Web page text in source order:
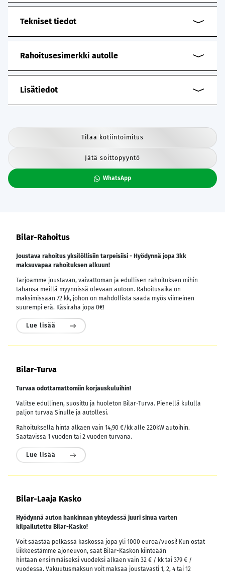
Tekniset tiedot
Rahoitusesimerkki autolle
Lisätiedot
Tilaa kotiintoimitus
Jätä soittopyyntö
WhatsApp
Bilar-Rahoitus
Joustava rahoitus yksilöllisiin tarpeisiisi - Hyödynnä jopa 3kk
maksuvapaa rahoituksen alkuun!
Tarjoamme joustavan, vaivattoman ja edullisen rahoituksen mihin
tahansa meillä myynnissä olevaan autoon. Rahoitusaika on
maksimissaan 72 kk, johon on mahdollista saada myös viimeinen
suurempi erä. Käsiraha jopa 0€!
Lue lisää
Bilar-Turva
Turvaa odottamattomiin korjauskuluihin!
Valitse edullinen, suosittu ja huoleton Bilar-Turva. Pienellä kululla
paljon turvaa Sinulle ja autollesi.
Rahoituksella hinta alkaen vain 14,90 €/kk alle 220kW autoihin.
Saatavissa 1 vuoden tai 2 vuoden turvana.
Lue lisää
Bilar-Laaja Kasko
Hyödynnä auton hankinnan yhteydessä juuri sinua varten
kilpailutettu Bilar-Kasko!
Voit säästää pelkässä kaskossa jopa yli 1000 euroa/vuosi! Kun ostat
liikkeestämme ajoneuvon, saat Bilar-Kaskon kiinteään
hintaan ensimmäiseksi vuodeksi alkaen vain 32 € / kk tai 379 € /
vuodessa. Vakuutusmaksun voit maksaa joustavasti 1, 2, 4 tai 12